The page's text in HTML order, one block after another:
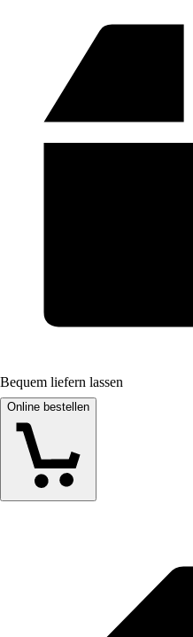
Bequem liefern lassen
Online bestellen